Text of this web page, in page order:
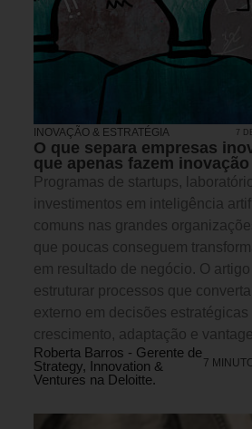
INOVAÇÃO & ESTRATÉGIA 7
O que separa empresas
que apenas fazem inovação
Programas de startups,
investimentos em inteligência
comuns nas grandes
que poucas conseguem
em resultado de negócio. O
estruturar processos que
externo em decisões
crescimento, adaptação e
Roberta Barros - Gerente de
Strategy, Innovation &
Ventures na Deloitte.
7